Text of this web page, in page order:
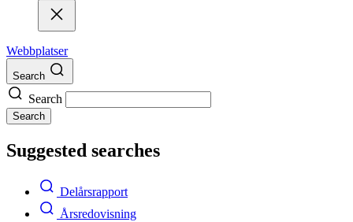
Webbplatser
Search
Search
Search
Suggested searches
Delårsrapport
Årsredovisning